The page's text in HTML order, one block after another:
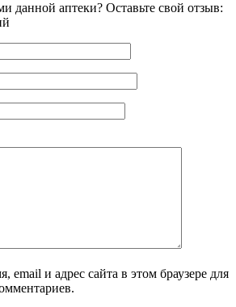
данной аптеки? Оставьте свой отзыв:
email и адрес сайта в этом браузере для